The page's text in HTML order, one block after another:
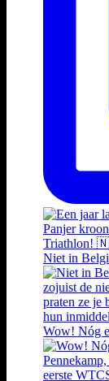
Niet in
Wow! Nóg